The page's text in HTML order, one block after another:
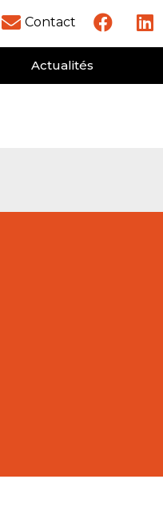
Contact
Actualités